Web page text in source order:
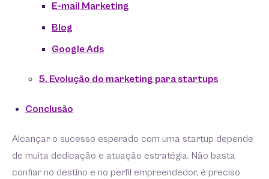
E-mail Marketing
Blog
Google Ads
5. Evolução do marketing para startups
Conclusão
Alcançar o sucesso esperado com uma startup depende
de muita dedicação e atuação estratégia. Não basta
confiar no destino e no perfil empreendedor, é preciso